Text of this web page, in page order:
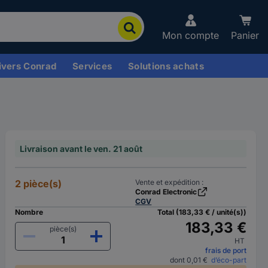
Mon compte Panier
Conrad Services Solutions achats
Livraison avant le ven. 21 août
2 pièce(s)
Vente et expédition :
Conrad Electronic
CGV
Nombre
pièce(s)
Total (183,33 € / unité(s))
183,33 €
HT
frais de port
dont 0,01 € d’éco-part